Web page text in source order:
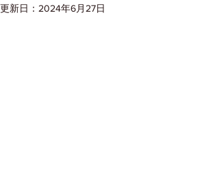
更新日： 2024年6月27日